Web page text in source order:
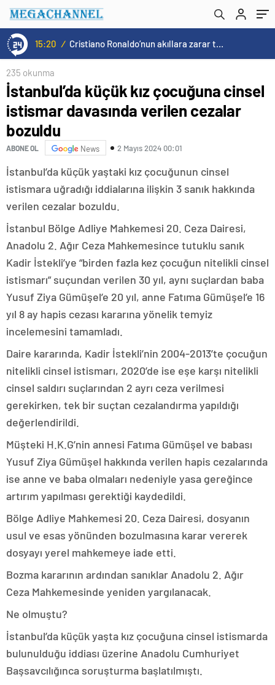
15:20 / Cristiano Ronaldo’nun akıllara zarar tüm kariyerinin istatistiğini çıkardık !
235 okunma
İstanbul’da küçük kız çocuğuna cinsel
istismar davasında verilen cezalar
bozuldu
ABONE OL News 2 Mayıs 2024 00:01
İstanbul’da küçük yaştaki kız çocuğunun cinsel
istismara uğradığı iddialarına ilişkin 3 sanık hakkında
verilen cezalar bozuldu.
İstanbul Bölge Adliye Mahkemesi 20. Ceza Dairesi,
Anadolu 2. Ağır Ceza Mahkemesince tutuklu sanık
Kadir İstekli’ye “birden fazla kez çocuğun nitelikli cinsel
istismarı” suçundan verilen 30 yıl, aynı suçlardan baba
Yusuf Ziya Gümüşel’e 20 yıl, anne Fatıma Gümüşel’e 16
yıl 8 ay hapis cezası kararına yönelik temyiz
incelemesini tamamladı.
Daire kararında, Kadir İstekli’nin 2004-2013’te çocuğun
nitelikli cinsel istismarı, 2020’de ise eşe karşı nitelikli
cinsel saldırı suçlarından 2 ayrı ceza verilmesi
gerekirken, tek bir suçtan cezalandırma yapıldığı
değerlendirildi.
Müşteki H.K.G’nin annesi Fatıma Gümüşel ve babası
Yusuf Ziya Gümüşel hakkında verilen hapis cezalarında
ise anne ve baba olmaları nedeniyle yasa gereğince
artırım yapılması gerektiği kaydedildi.
Bölge Adliye Mahkemesi 20. Ceza Dairesi, dosyanın
usul ve esas yönünden bozulmasına karar vererek
dosyayı yerel mahkemeye iade etti.
Bozma kararının ardından sanıklar Anadolu 2. Ağır
Ceza Mahkemesinde yeniden yargılanacak.
Ne olmuştu?
İstanbul’da küçük yaşta kız çocuğuna cinsel istismarda
bulunulduğu iddiası üzerine Anadolu Cumhuriyet
Başsavcılığınca soruşturma başlatılmıştı.